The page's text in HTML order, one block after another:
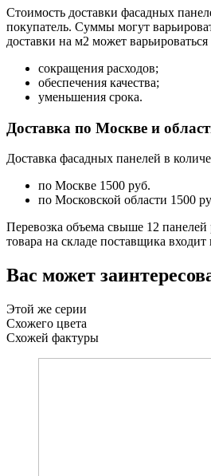
Стоимость доставки фасадных
покупатель. Суммы могут
доставки на м2 может
сокращения расходов;
обеспечения качества;
уменьшения срока.
Доставка по Москве и
Доставка фасадных панелей в
по Москве 1500 руб.
по Московской области 1500
Перевозка объема свыше 12
товара на складе поставщика
Вас может
Этой же серии
Схожего цвета
Схожей фактуры